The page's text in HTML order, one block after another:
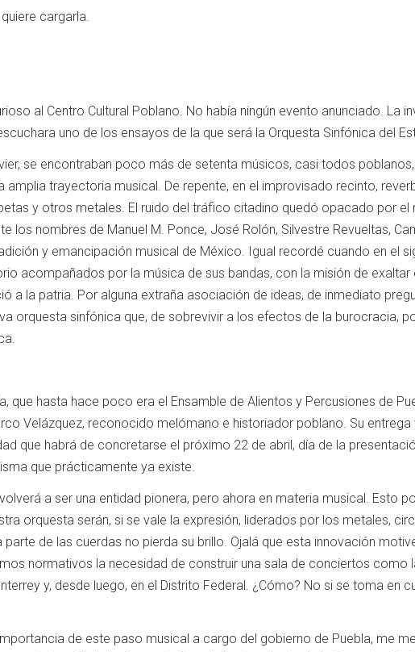
cargarla.
al Centro Cultural Poblano. No había ningún evento anunciado. La
uno de los ensayos de la que será la Orquesta Sinfónica del
se encontraban poco más de setenta músicos, casi todos
amplia trayectoria musical. De repente, en el improvisado recinto,
y otros metales. El ruido del tráfico citadino quedó opacado por el
los nombres de Manuel M. Ponce, José Rolón, Silvestre Revueltas,
y emancipación musical de México. Igual recordé cuando en el
acompañados por la música de sus bandas, con la misión de exaltar
a la patria. Por alguna extraña asociación de ideas, de inmediato
orquesta sinfónica que, de sobrevivir a los efectos de la burocracia,
que hasta hace poco era el Ensamble de Alientos y Percusiones de
Velázquez, reconocido melómano e historiador poblano. Su
que habrá de concretarse el próximo 22 de abril, día de la
que prácticamente ya existe.
a ser una entidad pionera, pero ahora en materia musical. Esto
orquesta serán, si se vale la expresión, liderados por los metales,
de las cuerdas no pierda su brillo. Ojalá que esta innovación
normativos la necesidad de construir una sala de conciertos como
y, desde luego, en el Distrito Federal. ¿Cómo? No si se toma en
de este paso musical a cargo del gobierno de Puebla, me